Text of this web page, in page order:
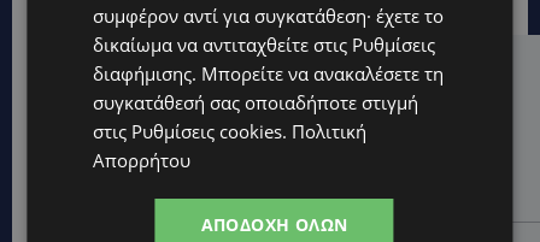
Hot this week
UPDATES
ΧΩΡΙΣ ΣΩΣΣΙΒΙΟ Η ΘΑΛΑΣΣΙΑ ΣΥΝΔΕΣΗ ΚΥΠΡΟΥ-
ΕΛΛΑΔΑΣ: «Χωρίς επιδότηση το πλοίο δεν θα
ξανασηκώσει άγκυρα»
συμφέρον αντί για συγκατάθεση· έχετε το
δικαίωμα να αντιταχθείτε στις Ρυθμίσεις
διαφήμισης. Μπορείτε να ανακαλέσετε τη
συγκατάθεσή σας οποιαδήποτε στιγμή
στις Ρυθμίσεις cookies. Πολιτική
Απορρήτου
ΑΠΟΔΟΧΉ ΌΛΩΝ